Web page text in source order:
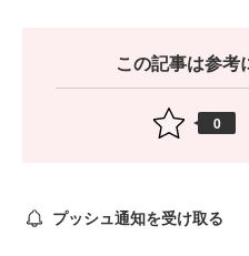
この記事は参考
0
プッシュ通知を受け取る